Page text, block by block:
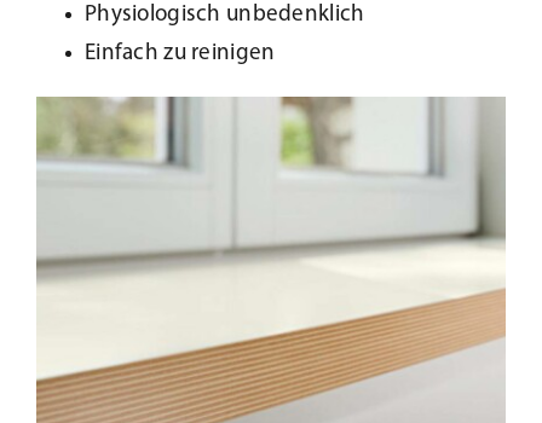
Physiologisch unbedenklich
Einfach zu reinigen